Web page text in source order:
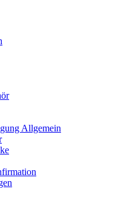
Allgemein